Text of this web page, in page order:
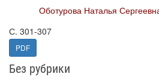
Оботурова Наталья
С. 301-307
PDF
Без рубрики